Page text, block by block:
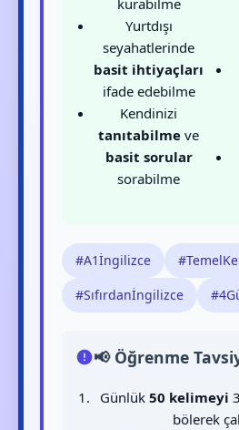
kurabilme
Yurtdışı
seyahatlerinde
basit ihtiyaçları
ifade edebilme
Kendinizi
tanıtabilme ve
basit sorular
sorabilme
#A1İngilizce
#Sıfırdanİngilizce
📢 Öğrenme
Günlük50 kelimeyi
bölerek